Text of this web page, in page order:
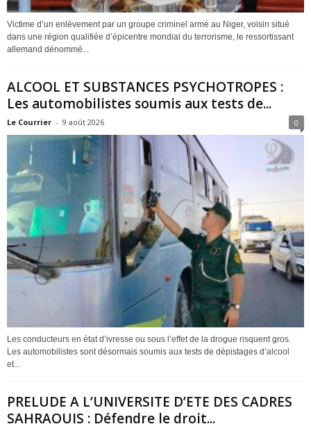
Victime d’un enlèvement par un groupe criminel armé au Niger, voisin situé
dans une région qualifiée d’épicentre mondial du terrorisme, le ressortissant
allemand dénommé...
ALCOOL ET SUBSTANCES PSYCHOTROPES :
Les automobilistes soumis aux tests de...
Le Courrier - 9 août 2026 0
Les conducteurs en état d’ivresse ou sous l’effet de la drogue risquent gros.
Les automobilistes sont désormais soumis aux tests de dépistages d’alcool
et...
PRELUDE A L’UNIVERSITE D’ETE DES CADRES
SAHRAOUIS : Défendre le droit...